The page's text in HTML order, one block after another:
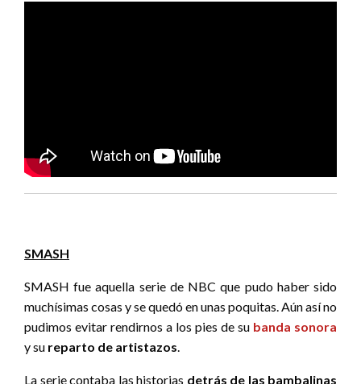
SMASH
SMASH fue aquella serie de NBC que pudo haber sido
muchísimas cosas y se quedó en unas poquitas. Aún así no
pudimos evitar rendirnos a los pies de su banda sonora
y su reparto de artistazos.
La serie contaba las historias detrás de las bambalinas